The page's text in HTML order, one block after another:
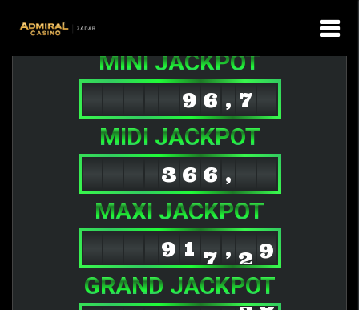
MINI JACKPOT
9 6 , 7
MIDI JACKPOT
3 6 6 ,
MAXI JACKPOT
9 1 8 ,
30
GRAND JACKPOT